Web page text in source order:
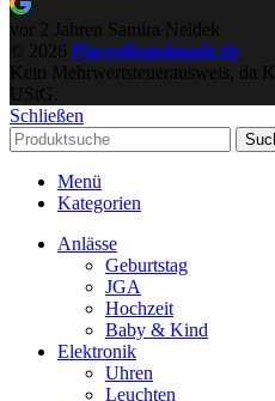
vor 2 Jahren Samira Neidek
© 2026 Placeofhandmade.de
Kein Mehrwertsteuerausweis, da
UStG.
Schließen
Menü
Kategorien
Anlässe
Geburtstag
JGA
Hochzeit
Baby & Kind
Elektronik
Uhren
Leuchten